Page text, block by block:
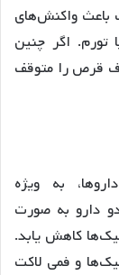
باعث واکنش‌های
اگر چنین
قرص را متوقف
به ویژه
دارو به صورت
کاهش یابد.
و فمی لاکت